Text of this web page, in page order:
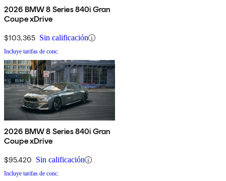
2026 BMW 8 Series 840i Gran
Coupe xDrive
$103,365 Sin calificación
Incluye tarifas de conc.
2026 BMW 8 Series 840i Gran
Coupe xDrive
$95,420 Sin calificación
Incluye tarifas de conc.